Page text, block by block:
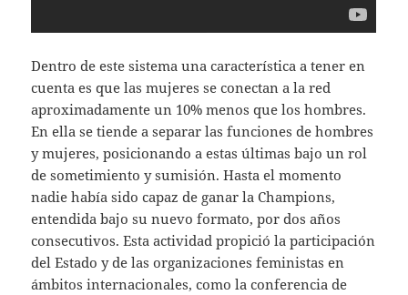
Dentro de este sistema una característica a tener en
cuenta es que las mujeres se conectan a la red
aproximadamente un 10% menos que los hombres.
En ella se tiende a separar las funciones de hombres
y mujeres, posicionando a estas últimas bajo un rol
de sometimiento y sumisión. Hasta el momento
nadie había sido capaz de ganar la Champions,
entendida bajo su nuevo formato, por dos años
consecutivos. Esta actividad propició la participación
del Estado y de las organizaciones feministas en
ámbitos internacionales, como la conferencia de